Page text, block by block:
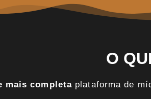
O
mais completa plataforma de